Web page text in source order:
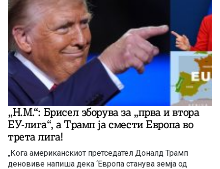
„Н.М.“: Брисел зборува за „прва и втора
ЕУ-лига“, а Трамп ја смести Европа во
трета лига!
„Кога американскиот претседател Доналд Трамп
деновиве напиша дека ‘Европа станува земја од